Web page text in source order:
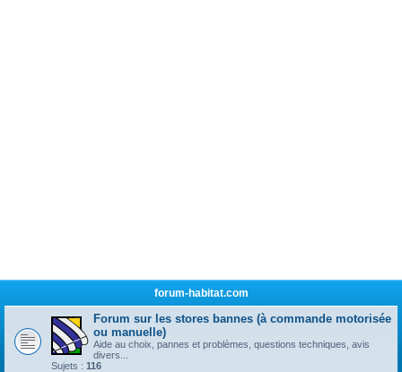
forum-habitat.com
Forum sur les stores bannes (à commande motorisée
ou manuelle)
Aide au choix, pannes et problèmes, questions techniques, avis
divers...
Sujets : 116